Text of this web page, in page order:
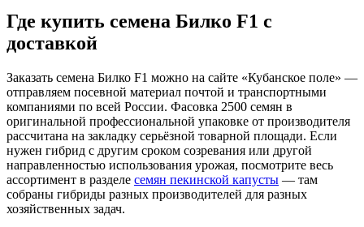
Где купить семена Билко F1 с
доставкой
Заказать семена Билко F1 можно на сайте «Кубанское поле» —
отправляем посевной материал почтой и транспортными
компаниями по всей России. Фасовка 2500 семян в
оригинальной профессиональной упаковке от производителя
рассчитана на закладку серьёзной товарной площади. Если
нужен гибрид с другим сроком созревания или другой
направленностью использования урожая, посмотрите весь
ассортимент в разделе семян пекинской капусты — там
собраны гибриды разных производителей для разных
хозяйственных задач.